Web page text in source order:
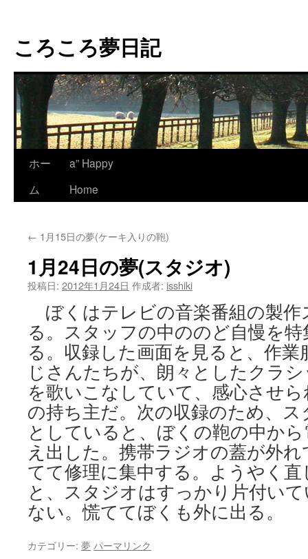
テ
ン
へ
ス
キ
ッ
プ
ころころ夢日記
ホー
ム
a” Happy
Home
← 1月15日の夢(ケーキ入りの鞄)
1月24日の夢(スタジオ)
投稿日: 2012年1月24日 作成者: isshiki
ぼくはテレビの音楽番組の製作
る。スタッフの中ののど自慢を
る。収録した画面を見ると、作
じさんたちが、朗々としたクラ
を歌いこなしていて、感心させ
の持ち主だ。次の収録のため、
としていると、ぼくの鞄の中か
え出した。携帯ラジオの蓋が外
てて修理に集中する。ようやく
と、スタジオはすっかり片付い
ない。慌ててぼくも外に出る。
カテゴリー: 夢 パーマリンク